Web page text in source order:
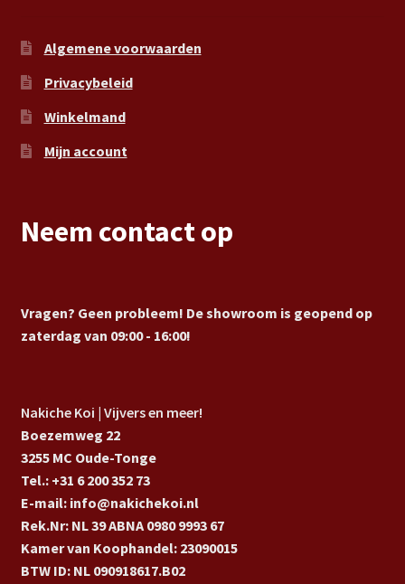
Algemene voorwaarden
Privacybeleid
Winkelmand
Mijn account
Neem contact op
Vragen? Geen probleem! De showroom is geopend op
zaterdag van 09:00 - 16:00!
Nakiche Koi | Vijvers en meer!
Boezemweg 22
3255 MC Oude-Tonge
Tel.: +31 6 200 352 73
E-mail: info@nakichekoi.nl
Rek.Nr: NL 39 ABNA 0980 9993 67
Kamer van Koophandel: 23090015
BTW ID: NL 090918617.B02